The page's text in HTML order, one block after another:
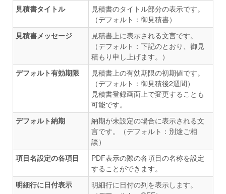
見積書タイトル
見積書のタイトル部分の表示です。
（デフォルト：御見積書）
見積書メッセージ
見積書上に表示される文言です。
（デフォルト：下記のとおり、御見
積もり申し上げます。）
デフォルト有効期限
見積書上の有効期限の初期値です。
（デフォルト：御見積後2週間）
見積書登録画面上で変更することも
可能です。
デフォルト納期
納期が未設定の場合に表示される文
言です。（デフォルト：別途ご相
談）
項目名設定の各項目
PDF表示の際の各項目の名称を設定
することができます。
明細行に日付表示
明細行に日付の列を表示します。